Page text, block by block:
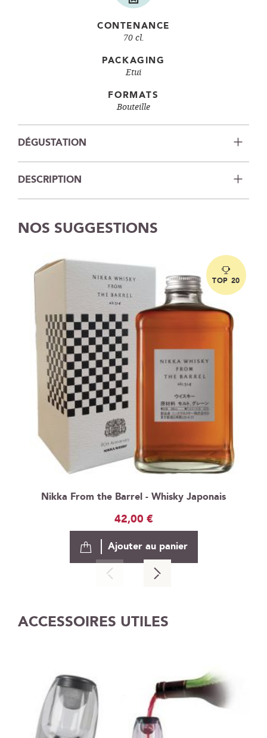
CONTENANCE
70 cl.
PACKAGING
Etui
FORMATS
Bouteille
DÉGUSTATION
DESCRIPTION
NOS SUGGESTIONS
Nikka From the Barrel - Whisky Japonais
42,00 €
TOP 20
Ajouter au panier
ACCESSOIRES UTILES